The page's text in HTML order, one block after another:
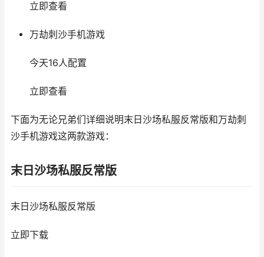
立即查看
万劫刺沙手机游戏
今天16人配置
立即查看
下面为无论兄弟们详细说明末日沙场私服反常版和万劫刺
沙手机游戏这两款游戏：
末日沙场私服反常版
末日沙场私服反常版
立即下载